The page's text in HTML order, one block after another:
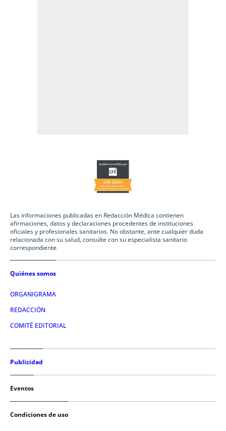
Las informaciones publicadas en Redacción Médica contienen
afirmaciones, datos y declaraciones procedentes de instituciones
oficiales y profesionales sanitarios. No obstante, ante cualquier duda
relacionada con su salud, consulte con su especialista sanitario
correspondiente.
Quiénes somos
ORGANIGRAMA
REDACCIÓN
COMITÉ EDITORIAL
Publicidad
Eventos
Condiciones de uso